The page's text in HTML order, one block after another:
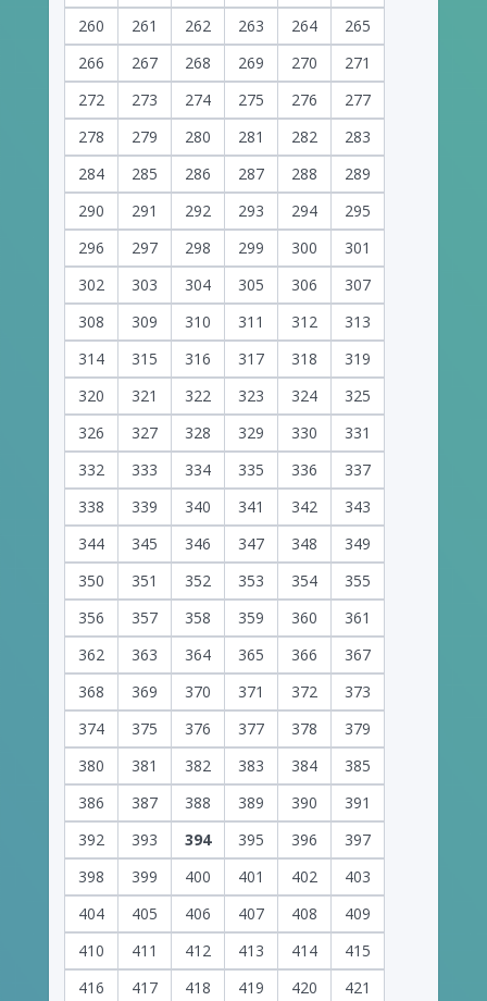
260
261 262 263 264
265
266
267 268 269 270
271
272
273 274 275 276
277
278
279 280 281 282
283
284
285 286 287 288
289
290
291 292 293 294
295
296
297 298 299 300
301
302
303 304 305 306
307
308
309 310 311 312
313
314
315 316 317 318
319
320
321 322 323 324
325
326
327 328 329 330
331
332
333 334 335 336
337
338
339 340 341 342
343
344
345 346 347 348
349
350
351 352 353 354
355
356
357 358 359 360
361
362
363 364 365 366
367
368
369 370 371 372
373
374
375 376 377 378
379
380
381 382 383 384
385
386
387 388 389 390
391
392
393 394 395 396
397
398
399 400 401 402
403
404
405 406 407 408
409
410
411 412 413 414
415
416
417 418 419 420 421